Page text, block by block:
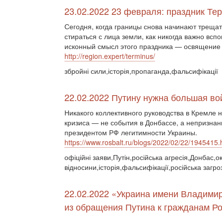
23.02.2022 23 февраля: праздник
Сегодня, когда границы снова начинают
стираться с лица земли, как никогда важно
исконный смысл этого праздника — освящение
http://region.expert/terminus/
збройні сили,історія,пропаганда,фальсифікації
22.02.2022 Путину нужна большая
Никакого коллективного руководства в Кремле
кризиса — не события в Донбассе, а
президентом РФ легитимности Украины.
https://www.rosbalt.ru/blogs/2022/02/22/
офіційні заяви,Путін,російська
відносини,історія,фальсифікації,російська
22.02.2022 «Украина имени
из обращения Путина к гражданам